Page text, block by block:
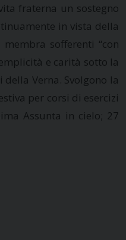
fraterna un sostegno
in vista della
sofferenti “con
e carità sotto la
Verna. Svolgono la
per corsi di esercizi
Assunta in cielo; 27